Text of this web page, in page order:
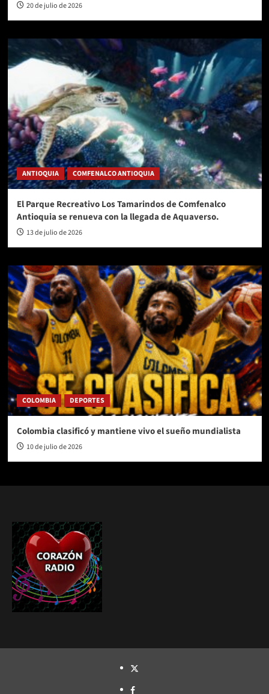
20 de julio de 2026
ANTIOQUIA COMFENALCO ANTIOQUIA
El Parque Recreativo Los Tamarindos de Comfenalco
Antioquia se renueva con la llegada de Aquaverso.
13 de julio de 2026
COLOMBIA DEPORTES
Colombia clasificó y mantiene vivo el sueño mundialista
10 de julio de 2026
TWITTER
FACEBOOK